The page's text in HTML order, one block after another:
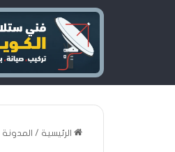
الرئيسية / المدونة